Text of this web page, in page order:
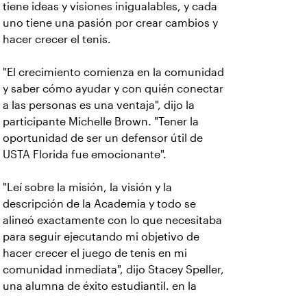
tiene ideas y visiones inigualables, y cada
uno tiene una pasión por crear cambios y
hacer crecer el tenis.
"El crecimiento comienza en la comunidad
y saber cómo ayudar y con quién conectar
a las personas es una ventaja", dijo la
participante Michelle Brown. "Tener la
oportunidad de ser un defensor útil de
USTA Florida fue emocionante".
"Leí sobre la misión, la visión y la
descripción de la Academia y todo se
alineó exactamente con lo que necesitaba
para seguir ejecutando mi objetivo de
hacer crecer el juego de tenis en mi
comunidad inmediata", dijo Stacey Speller,
una alumna de éxito estudiantil. en la